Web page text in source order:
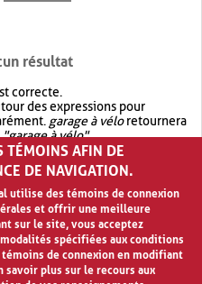
résultat
correcte.
des expressions pour
garage à véloretournera
"garage à vélo".
avec OR.garage OR vélo
quegarage à vélo
TÉMOINS AFIN DE
DE NAVIGATION.
utilise des témoins de connexion
et offrir une meilleure
sur le site, vous acceptez
spécifiées aux conditions
de connexion en modifiant
savoir plus sur le recours aux